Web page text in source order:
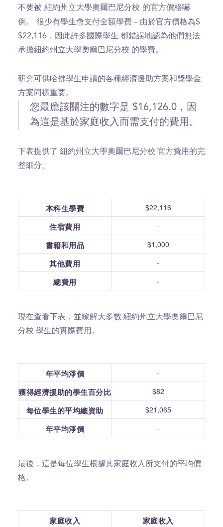
不要被 紐約州立大學奧爾巴尼分校 的官方價格嚇
倒。
很少有學生會支付全額學費 – 由於官方價格為$
$22,116，因此許多國際學生 都錯誤地認為他們無法
承擔紐約州立大學奧爾巴尼分校 的學費。
研究可供哈佛學生申請的各種經濟援助方案和獎學金
方案同樣重要。
您最應該關注的數字是 $16,126.0，因
為這是基於家庭收入而需支付的費用。
下表提供了 紐約州立大學奧爾巴尼分校 官方費用的完
整細分。
本科生學費 $22,116
住宿費用 -
書籍和用品 $1,000
其他費用 -
總費用 -
現在查看下表，並瞭解大多數 紐約州立大學奧爾巴尼
分校 學生的實際費用。
年平均淨價 -
獲得經濟援助的學生百分比 $82
每位學生的平均總資助 $21,065
年平均淨價 -
最後，這是每位學生根據其家庭收入所支付的平均價
格。
家庭收入 家庭收入